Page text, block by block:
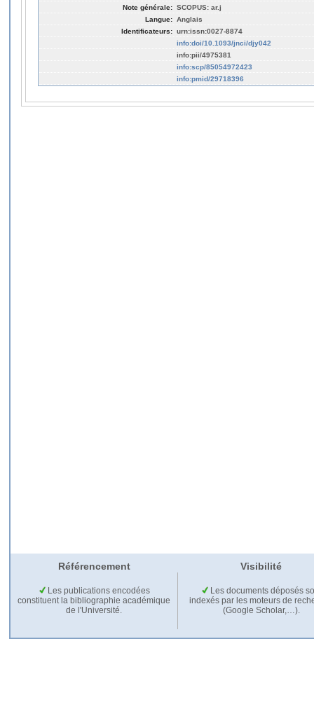
Note générale: SCOPUS: ar.j
Langue: Anglais
Identificateurs: urn:issn:0027-8874
info:doi/10.1093/jnci/djy042
info:pii/4975381
info:scp/85054972423
info:pmid/29718396
Référencement Visibilité
Les publications encodées
constituent la bibliographie académique
de l'Université.
Les documents déposés
indexés par les moteurs de
(Google Scholar,…).